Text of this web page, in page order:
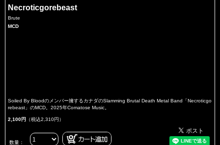
Necroticgorebeast
Brute
MCD
Soiled By Bloodのメンバー擁するカナダのSlamming Brutal Death Metal Band「Necroticgo
rebeast」のMCD。2025年Comatose Music。
2,100円 （税込2,310円）
数量：